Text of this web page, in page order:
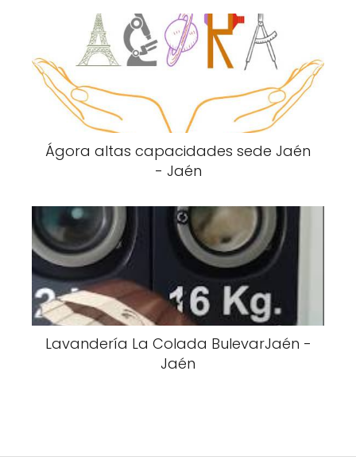
Ágora altas capacidades sede Jaén
- Jaén
Lavandería La Colada BulevarJaén -
Jaén